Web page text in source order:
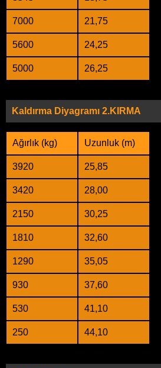
7000 21,75
5600 24,25
5000 26,25
Kaldırma Diyagramı 2.KIRMA
Ağırlık (kg) Uzunluk (m)
3920 25,85
3420 28,00
2150 30,25
1810 32,60
1290 35,05
930 37,60
530 41,10
250 44,10